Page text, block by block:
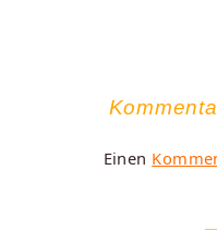
Einen